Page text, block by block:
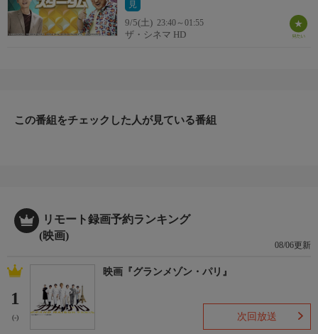
見
9/5(土) 23:40～01:55
ザ・シネマ HD
この番組をチェックした人が見ている番組
リモート録画予約ランキング
(映画)
08/06更新
1
(-)
映画『グランメゾン・パリ』
次回放送